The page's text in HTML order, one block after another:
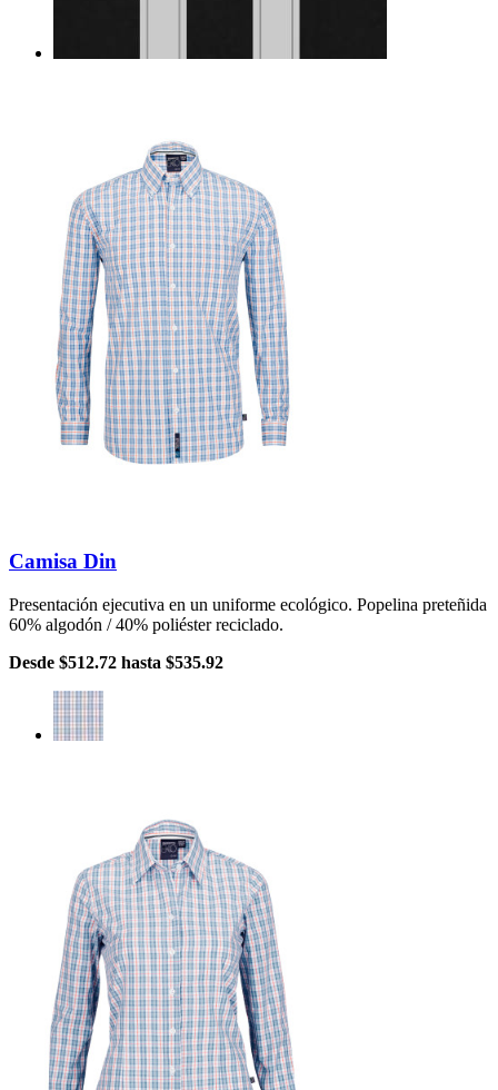
Camisa Din
Presentación ejecutiva en un uniforme ecológico. Popelina preteñida
60% algodón / 40% poliéster reciclado.
Desde $512.72 hasta $535.92